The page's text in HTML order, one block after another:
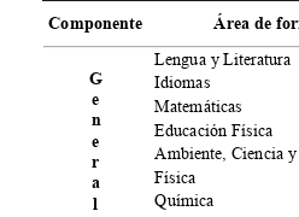
Componente Área de
G
e
n
e
r
a
l
Lengua y Literatura
Idiomas
Matemáticas
Educación Física
Ambiente, Ciencia
Física
Química